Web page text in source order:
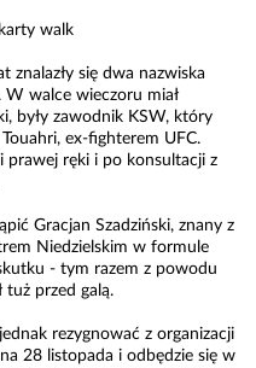
walk
znalazły się dwa nazwiska
walce wieczoru miał
były zawodnik KSW, który
ex-fighterem UFC.
prawej ręki i po konsultacji z
Gracjan Szadziński, znany z
Niedzielskim w formule
- tym razem z powodu
tuż przed galą.
rezygnować z organizacji
28 listopada i odbędzie się w